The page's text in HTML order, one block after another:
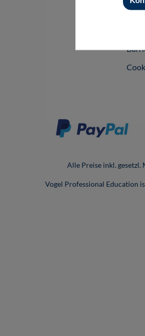
Alle Preise inkl. gesetzl.
Vogel Professional Education